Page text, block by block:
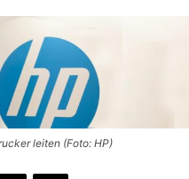
leiten (Foto: HP)